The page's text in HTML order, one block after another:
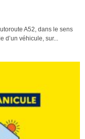
A52, dans le sens
véhicule, sur...